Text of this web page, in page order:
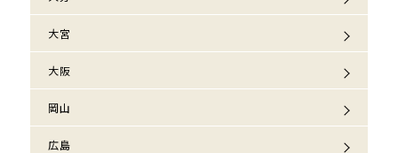
大宮
大阪
岡山
広島